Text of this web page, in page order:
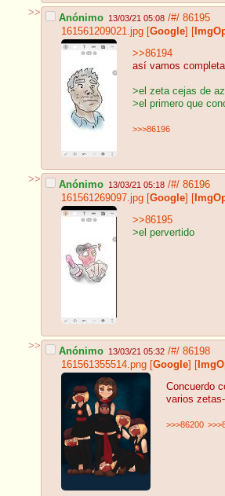
>> Anónimo 13/03/21 05:08 /#/ 86195
161561209021.jpg [Google] [
>>86194
así vamos
>el zeta cejas de
>el primero que
>>>86196
>> Anónimo 13/03/21 05:18 /#/ 86196
161561269097.jpg [Google] [
>>86195
>el pervertido
>> Anónimo 13/03/21 05:32 /#/ 86198
161561355514.png [Google] [
Concuerdo
varios
>>>86200